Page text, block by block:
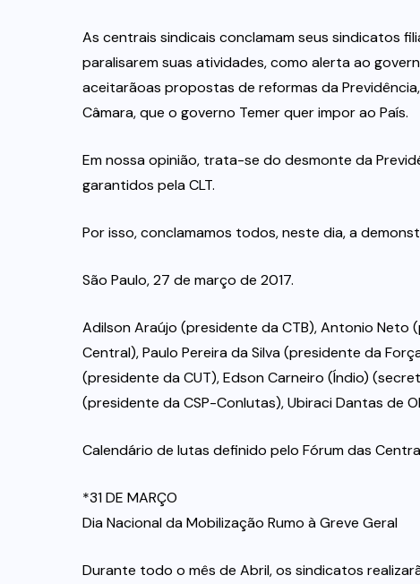
As centrais sindicais conclamam seus sindicatos
paralisarem suas atividades, como alerta ao
aceitarãoas propostas de reformas da
Câmara, que o governo Temer quer impor ao País.
Em nossa opinião, trata-se do desmonte da
garantidos pela CLT.
Por isso, conclamamos todos, neste dia, a
São Paulo, 27 de março de 2017.
Adilson Araújo (presidente da CTB), Antonio Neto
Central), Paulo Pereira da Silva (presidente da
(presidente da CUT), Edson Carneiro (Índio)
(presidente da CSP-Conlutas), Ubiraci Dantas de
Calendário de lutas definido pelo Fórum das
*31 DE MARÇO
Dia Nacional da Mobilização Rumo à Greve Geral
Durante todo o mês de Abril, os sindicatos